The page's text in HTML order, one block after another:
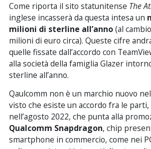
Come riporta il sito statunitense The
inglese incasserà da questa intesa un
milioni di sterline all’anno(al
milioni di euro circa). Queste cifre
quelle fissate dall’accordo con
alla società della famiglia Glazer
sterline all’anno.
Qaulcomm non è un marchio nuovo
visto che esiste un accordo fra le
nell’agosto 2022, che punta alla
Qualcomm Snapdragon, chip
smartphone in commercio, come nei